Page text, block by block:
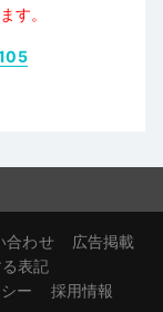
す。
合わせ
広告掲載
表記
ー 採用情報